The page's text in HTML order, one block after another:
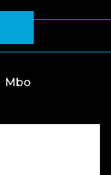
Mbo